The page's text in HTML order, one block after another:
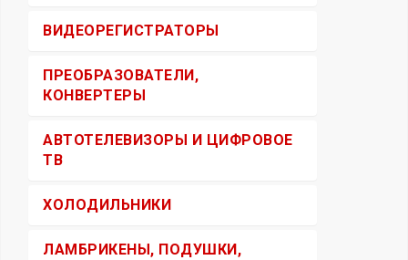
ВИДЕОРЕГИСТРАТОРЫ
ПРЕОБРАЗОВАТЕЛИ,
КОНВЕРТЕРЫ
АВТОТЕЛЕВИЗОРЫ И ЦИФРОВОЕ
ТВ
ХОЛОДИЛЬНИКИ
ЛАМБРИКЕНЫ, ПОДУШКИ,